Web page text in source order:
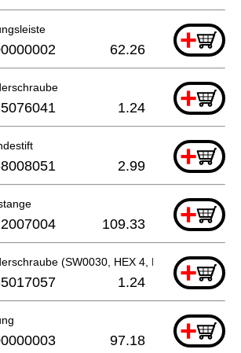
+
62.26
+
1.24
+
2.99
+
109.33
(SW0030, HEX 4, M 5, L 20 MM)
+
1.24
+
97.18